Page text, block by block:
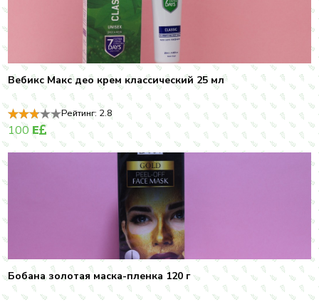
Вебикс Макс део крем классический 25 мл
Рейтинг: 2.8
100E
Бобана золотая маска-пленка 120 г